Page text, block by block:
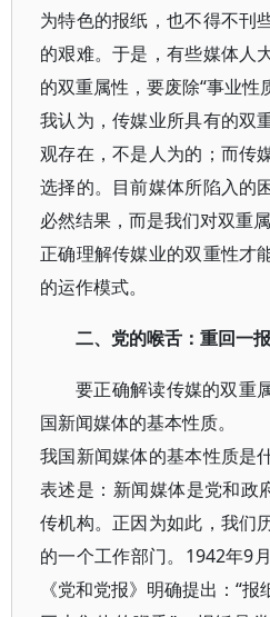
为特色的报纸，也不得不刊
的艰难。于是，有些媒体人
的双重属性，要废除“事业性
我认为，传媒业所具有的双
观存在，不是人为的；而传
选择的。目前媒体所陷入的
必然结果，而是我们对双重
正确理解传媒业的双重性才
的运作模式。
二、党的喉舌：重回一
要正确解读传媒的双重
国新闻媒体的基本性质。
我国新闻媒体的基本性质是
表述是：新闻媒体是党和政
传机构。正因为如此，我们
的一个工作部门。1942年9
《党和党报》明确提出：“